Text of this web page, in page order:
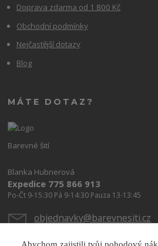
Doprava zdarma od 1 800 Kč
Obchodní podmínky
Nejčastější dotazy
Blog
MÁTE DOTAZ?
Barevné šití
Blanka Hubnerová
Expedice 775 866 913
Po-Čt 9-15:30 Pá 9-14:30 Pauza 13-13:45
objednavky@barevnesiti.cz
Abychom zajistili tvůj pohodový